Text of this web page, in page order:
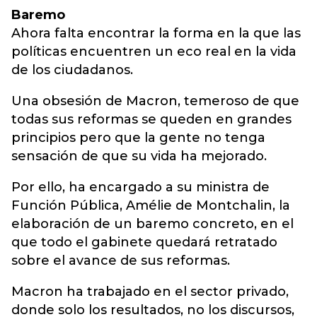
Baremo
Ahora falta encontrar la forma en la que las
políticas encuentren un eco real en la vida
de los ciudadanos.
Una obsesión de Macron, temeroso de que
todas sus reformas se queden en grandes
principios pero que la gente no tenga
sensación de que su vida ha mejorado.
Por ello, ha encargado a su ministra de
Función Pública, Amélie de Montchalin, la
elaboración de un baremo concreto, en el
que todo el gabinete quedará retratado
sobre el avance de sus reformas.
Macron ha trabajado en el sector privado,
donde solo los resultados, no los discursos,